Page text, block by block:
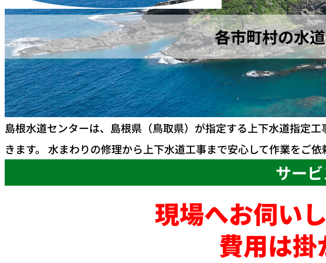
各市町村の水
島根水道センターは、島根県（鳥取県）が指定する上下水道指定
きます。 水まわりの修理から上下水道工事まで安心して作業をご依
サー
現場へお伺い
費用は